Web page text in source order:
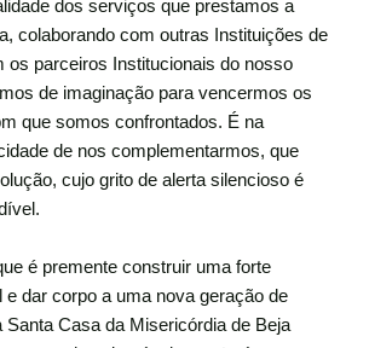
dos serviços que prestamos a
colaborando com outras Instituições de
os parceiros Institucionais do nosso
de imaginação para vencermos os
que somos confrontados. É na
de nos complementarmos, que
cujo grito de alerta silencioso é
é premente construir uma forte
dar corpo a uma nova geração de
Santa Casa da Misericórdia de Beja